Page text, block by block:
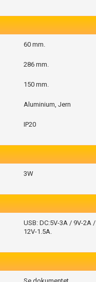
60 mm.
286 mm.
150 mm.
Aluminium, Jern
IP20
3W
USB: DC:5V-3A / 9V-2A /
12V-1.5A.